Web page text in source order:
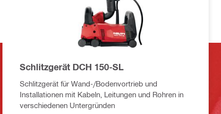
Schlitzgerät DCH 150-SL
Schlitzgerät für Wand-/Bodenvortrieb und
Installationen mit Kabeln, Leitungen und Rohren in
verschiedenen Untergründen